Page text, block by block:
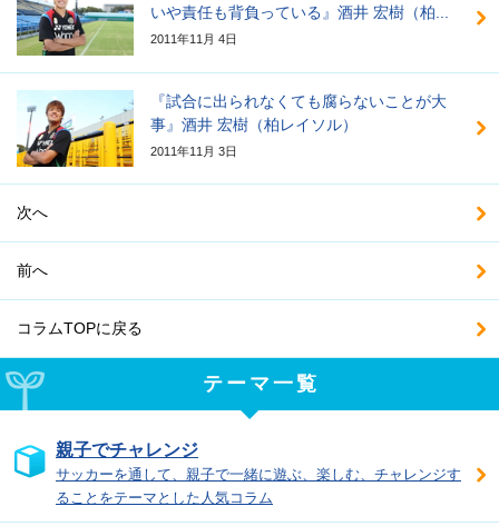
いや責任も背負っている』酒井 宏樹（柏...
2011年11月 4日
『試合に出られなくても腐らないことが大
事』酒井 宏樹（柏レイソル）
2011年11月 3日
次へ
前へ
コラムTOPに戻る
テーマ一覧
親子でチャレンジ
サッカーを通して、親子で一緒に遊ぶ、楽しむ、チャレンジす
ることをテーマとした人気コラム